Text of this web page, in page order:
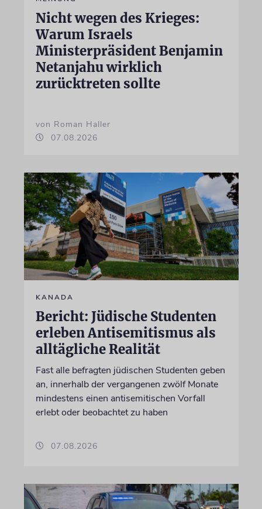
Nicht wegen des Krieges:
Warum Israels
Ministerpräsident Benjamin
Netanjahu wirklich
zurücktreten sollte
von Roman Haller
07.08.2026
KANADA
Bericht: Jüdische Studenten
erleben Antisemitismus als
alltägliche Realität
Fast alle befragten jüdischen Studenten geben
an, innerhalb der vergangenen zwölf Monate
mindestens einen antisemitischen Vorfall
erlebt oder beobachtet zu haben
07.08.2026